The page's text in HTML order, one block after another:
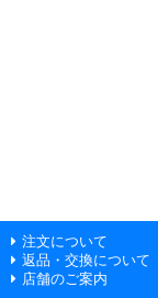
注文について
返品・交換について
店舗のご案内